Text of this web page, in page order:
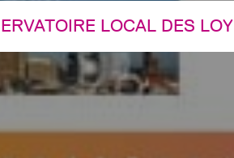
LOCAL DES